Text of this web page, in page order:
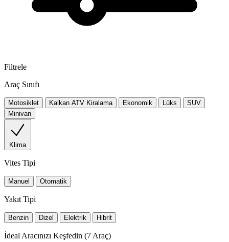
Filtrele
Araç Sınıfı
Motosiklet Kalkan ATV Kiralama Ekonomik Lüks
SUV
Minivan
Klima
Vites Tipi
Manuel Otomatik
Yakıt Tipi
Benzin Dizel Elektrik Hibrit
İdeal Aracınızı Keşfedin (7 Araç)